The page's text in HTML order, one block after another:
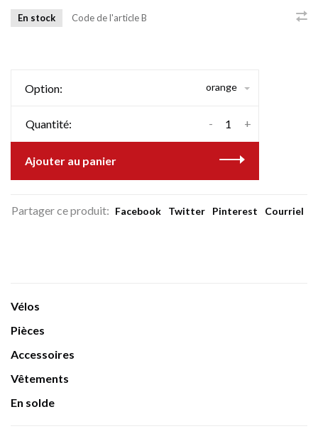
En stock Code de l'articleB
Option: orange
Quantité: +
-
Ajouter au panier
Partager ce produit: Facebook Twitter Pinterest Courriel
Vélos
Pièces
Accessoires
Vêtements
En solde